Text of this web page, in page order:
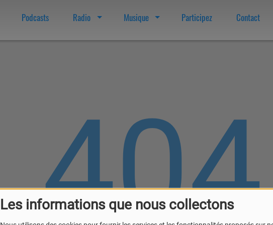
Les informations que nous collectons
Podcasts Radio Musique Participez Contact
404